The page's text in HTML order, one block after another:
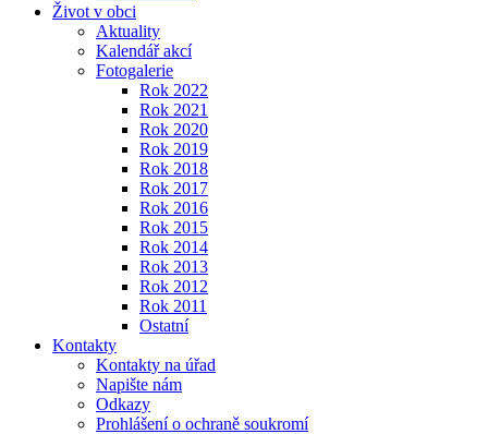
Život v obci
Aktuality
Kalendář akcí
Fotogalerie
Rok 2022
Rok 2021
Rok 2020
Rok 2019
Rok 2018
Rok 2017
Rok 2016
Rok 2015
Rok 2014
Rok 2013
Rok 2012
Rok 2011
Ostatní
Kontakty
Kontakty na úřad
Napište nám
Odkazy
Prohlášení o ochraně soukromí